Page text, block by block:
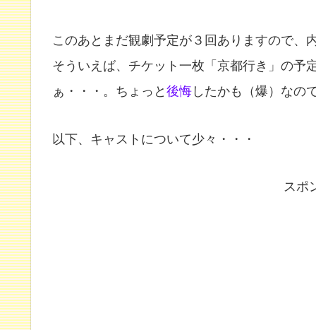
このあとまだ観劇予定が３回ありますので、
そういえば、チケット一枚「京都行き」の予
ぁ・・・。ちょっと 後悔 したかも（爆）なの
以下、キャストについて少々・・・
スポ